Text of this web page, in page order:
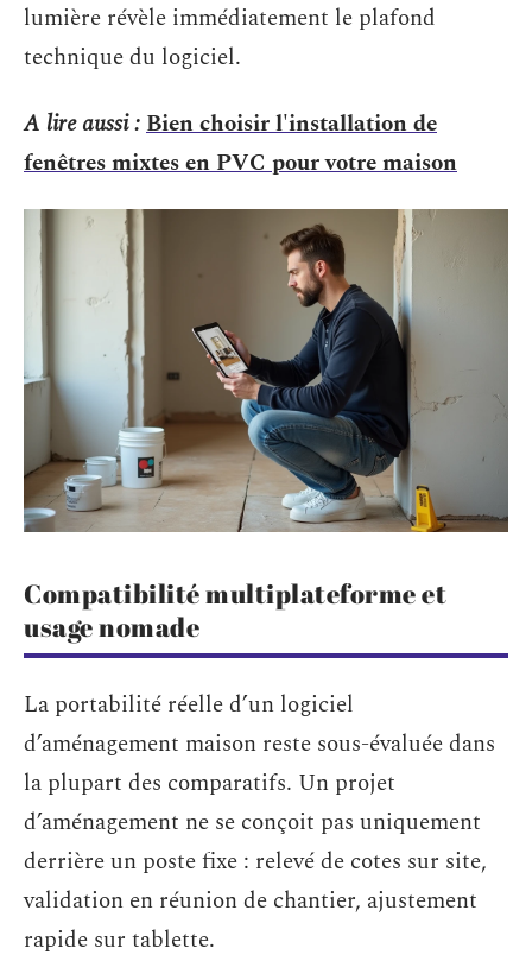
lumière révèle immédiatement le plafond
technique du logiciel.
A lire aussi :Bien choisir l'installation de
fenêtres mixtes en PVC pour votre maison
Compatibilité multiplateforme et
usage nomade
La portabilité réelle d’un logiciel
d’aménagement maison reste sous-évaluée dans
la plupart des comparatifs. Un projet
d’aménagement ne se conçoit pas uniquement
derrière un poste fixe : relevé de cotes sur site,
validation en réunion de chantier, ajustement
rapide sur tablette.